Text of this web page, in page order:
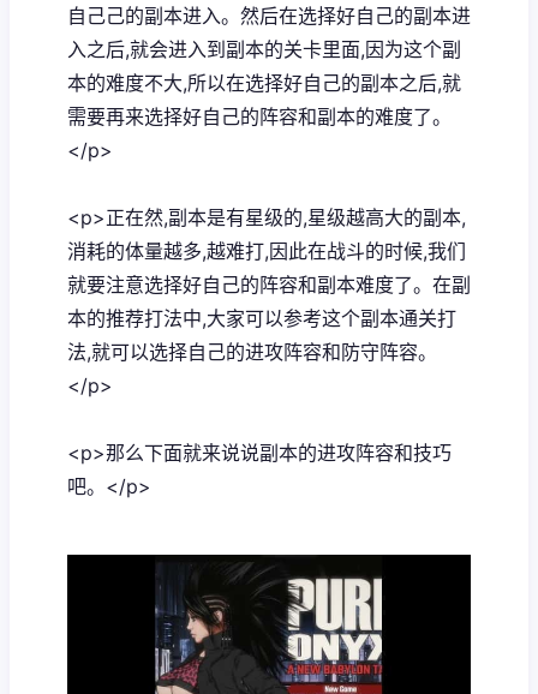
自己己的副本进入。然后在选择好自己的副本进
入之后,就会进入到副本的关卡里面,因为这个副
本的难度不大,所以在选择好自己的副本之后,就
需要再来选择好自己的阵容和副本的难度了。
</p>
<p>正在然,副本是有星级的,星级越高大的副本,
消耗的体量越多,越难打,因此在战斗的时候,我们
就要注意选择好自己的阵容和副本难度了。在副
本的推荐打法中,大家可以参考这个副本通关打
法,就可以选择自己的进攻阵容和防守阵容。
</p>
<p>那么下面就来说说副本的进攻阵容和技巧
吧。</p>